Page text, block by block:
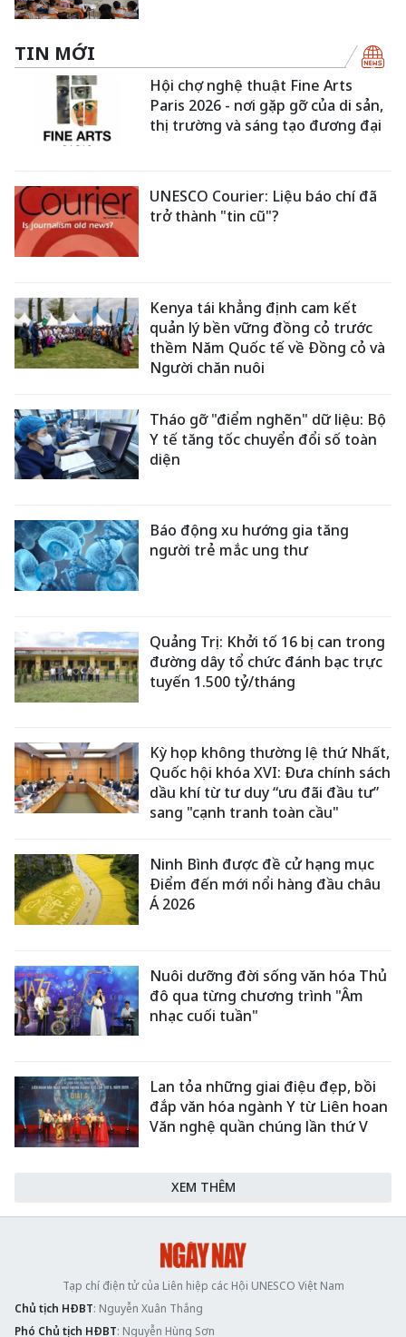
TIN MỚI
Hội chợ nghệ thuật Fine Arts
Paris 2026 - nơi gặp gỡ của di sản,
thị trường và sáng tạo đương đại
UNESCO Courier: Liệu báo chí đã
trở thành "tin cũ"?
Kenya tái khẳng định cam kết
quản lý bền vững đồng cỏ trước
thềm Năm Quốc tế về Đồng cỏ và
Người chăn nuôi
Tháo gỡ "điểm nghẽn" dữ liệu: Bộ
Y tế tăng tốc chuyển đổi số toàn
diện
Báo động xu hướng gia tăng
người trẻ mắc ung thư
Quảng Trị: Khởi tố 16 bị can trong
đường dây tổ chức đánh bạc trực
tuyến 1.500 tỷ/tháng
Kỳ họp không thường lệ thứ Nhất,
Quốc hội khóa XVI: Đưa chính sách
dầu khí từ tư duy “ưu đãi đầu tư”
sang "cạnh tranh toàn cầu"
Ninh Bình được đề cử hạng mục
Điểm đến mới nổi hàng đầu châu
Á 2026
Nuôi dưỡng đời sống văn hóa Thủ
đô qua từng chương trình "Âm
nhạc cuối tuần"
Lan tỏa những giai điệu đẹp, bồi
đắp văn hóa ngành Y từ Liên hoan
Văn nghệ quần chúng lần thứ V
XEM THÊM
Tạp chí điện tử của Liên hiệp các Hội UNESCO Việt Nam
Chủ tịch HĐBT: Nguyễn Xuân Thắng
Phó Chủ tịch HĐBT: Nguyễn Hùng Sơn